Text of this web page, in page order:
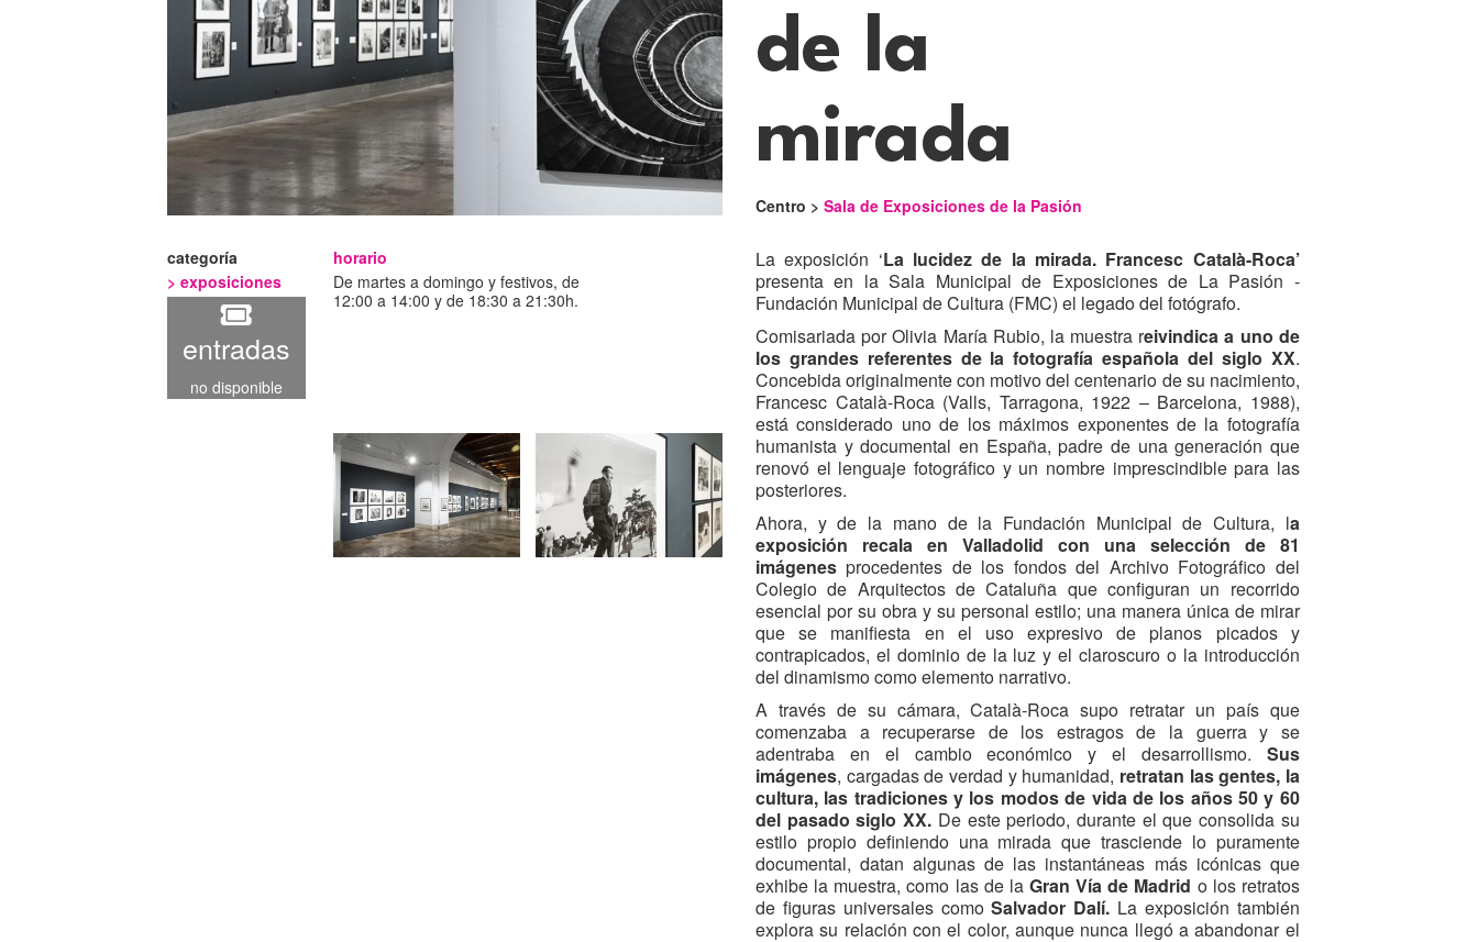
de la
mirada
Centro > Sala de Exposiciones de la Pasión
categoría
>exposiciones
entradas
no disponible
horario
De martes a domingo y festivos, de
12:00 a 14:00 y de 18:30 a 21:30h.
La exposición ‘La lucidez de la mirada. Francesc Català-Roca’
presenta en la Sala Municipal de Exposiciones de La Pasión -
Fundación Municipal de Cultura (FMC) el legado del fotógrafo.
Comisariada por Olivia María Rubio, la muestra reivindica a uno de
los grandes referentes de la fotografía española del siglo XX.
Concebida originalmente con motivo del centenario de su nacimiento,
Francesc Català-Roca (Valls, Tarragona, 1922 – Barcelona, 1988),
está considerado uno de los máximos exponentes de la fotografía
humanista y documental en España, padre de una generación que
renovó el lenguaje fotográfico y un nombre imprescindible para las
posteriores.
Ahora, y de la mano de la Fundación Municipal de Cultura, la
exposición recala en Valladolid con una selección de 81
imágenesprocedentes de los fondos del Archivo Fotográfico del
Colegio de Arquitectos de Cataluña que configuran un recorrido
esencial por su obra y su personal estilo; una manera única de mirar
que se manifiesta en el uso expresivo de planos picados y
contrapicados, el dominio de la luz y el claroscuro o la introducción
del dinamismo como elemento narrativo.
A través de su cámara, Català-Roca supo retratar un país que
comenzaba a recuperarse de los estragos de la guerra y se
adentraba en el cambio económico y el desarrollismo. Sus
imágenes, cargadas de verdad y humanidad, retratan las gentes, la
cultura, las tradiciones y los modos de vida de los años 50 y 60
del pasado siglo XX. De este periodo, durante el que consolida su
estilo propio definiendo una mirada que trasciende lo puramente
documental, datan algunas de las instantáneas más icónicas que
exhibe la muestra, como las de la Gran Vía de Madrid o los retratos
de figuras universales comoSalvador Dalí. La exposición también
explora su relación con el color, aunque nunca llegó a abandonar el